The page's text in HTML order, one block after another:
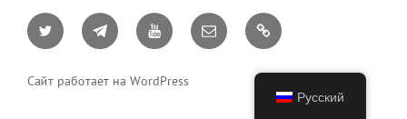
Twitter TelegramYouTube Email AO3
Сайт работает на WordPress
Русский